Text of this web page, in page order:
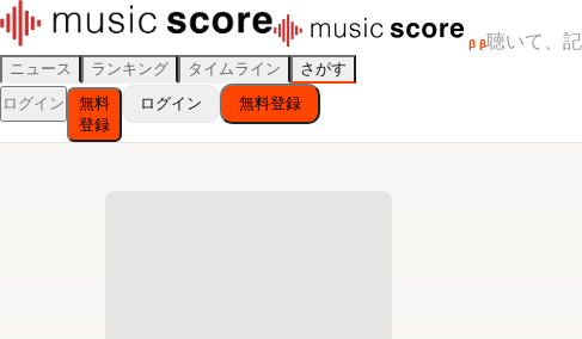
β β聴いて、
ニュース ランキング タイムライン
さがす
ログイン
無料
登録
ログイン 無料登録